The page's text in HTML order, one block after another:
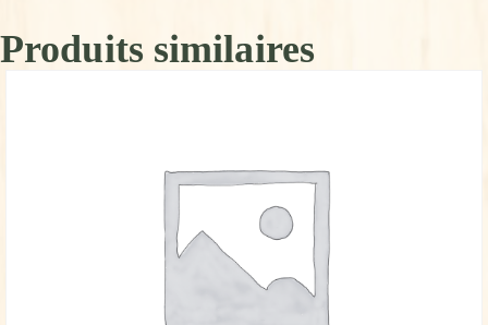
Produits similaires